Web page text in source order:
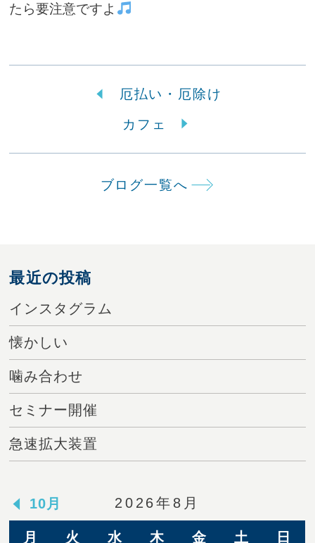
たら要注意ですよ
厄払い・厄除け
カフェ
ブログ一覧へ
最近の投稿
インスタグラム
懐かしい
噛み合わせ
セミナー開催
急速拡大装置
2026年8月
月 火 水 木 金 土 日
10月